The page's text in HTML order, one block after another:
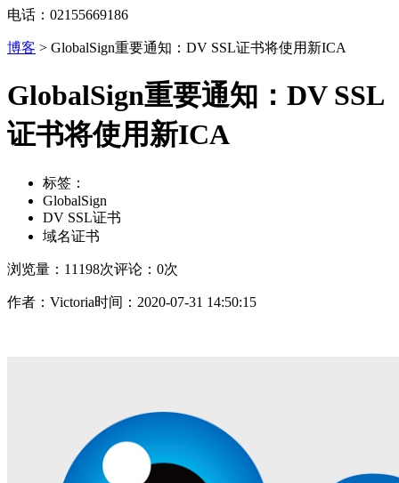
电话：02155669186
博客 > GlobalSign重要通知：DV SSL证书将使用新ICA
GlobalSign重要通知：DV SSL
证书将使用新ICA
标签：
GlobalSign​
DV SSL证书
域名证书
浏览量：11198次评论：0次
作者：Victoria时间：2020-07-31 14:50:15